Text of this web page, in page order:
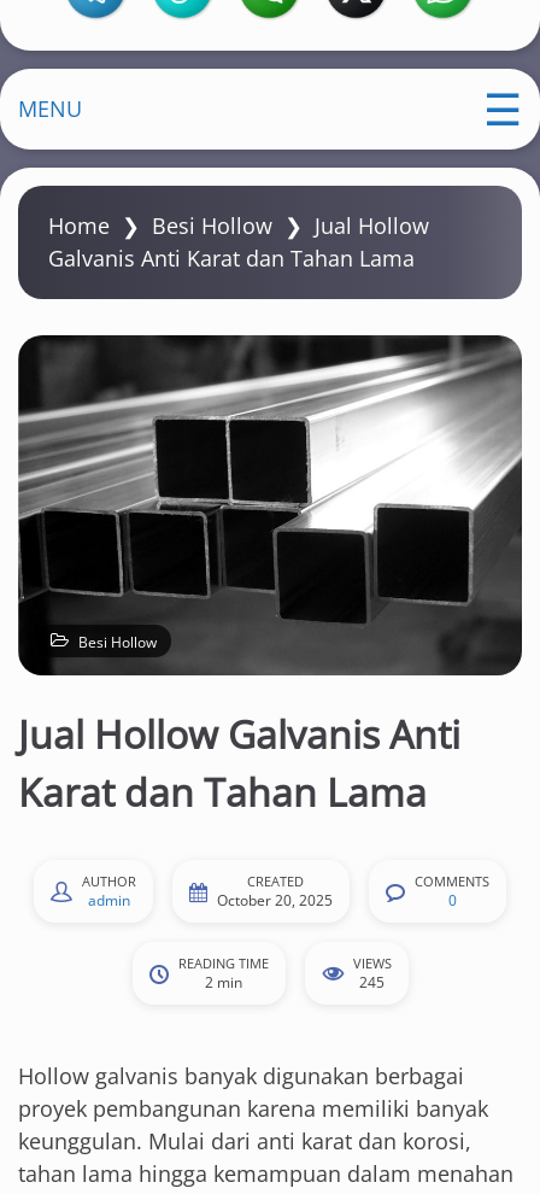
MENU
Home ❯ Besi Hollow ❯ Jual Hollow
Galvanis Anti Karat dan Tahan Lama
Besi Hollow
Jual Hollow Galvanis Anti
Karat dan Tahan Lama
AUTHOR
admin
CREATED
October 20, 2025
COMMENTS
0
READING TIME
2 min
VIEWS
245
Hollow galvanis banyak digunakan berbagai
proyek pembangunan karena memiliki banyak
keunggulan. Mulai dari anti karat dan korosi,
tahan lama hingga kemampuan dalam menahan